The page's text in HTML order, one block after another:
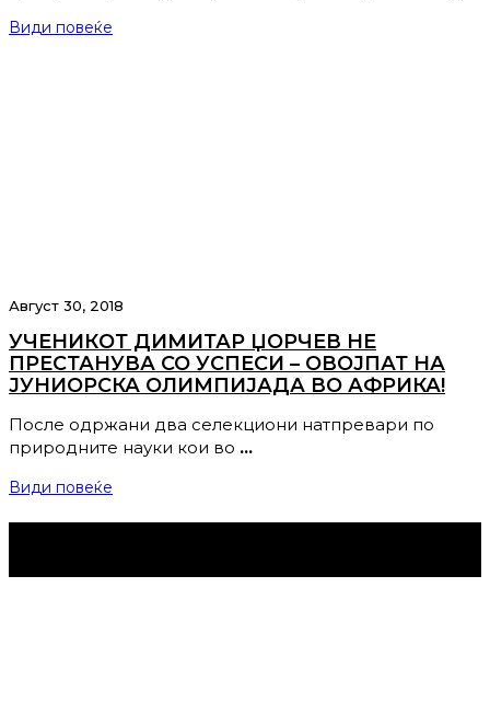
Види повеќе
Август 30, 2018
УЧЕНИКОТ ДИМИТАР ЏОРЧЕВ НЕ
ПРЕСТАНУВА СО УСПЕСИ – ОВОЈПАТ НА
ЈУНИОРСКА ОЛИМПИЈАДА ВО АФРИКА!
После одржани два селекциони натпревари по
природните науки кои во …
Види повеќе